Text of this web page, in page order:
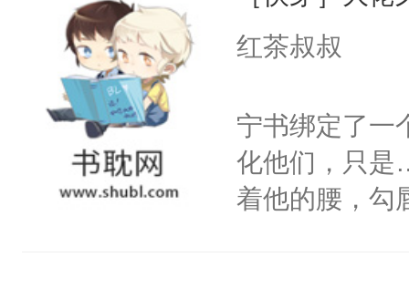
红茶叔叔
宁书绑定了一
化他们，只是
着他的腰，勾